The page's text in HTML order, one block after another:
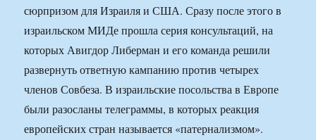
сюрпризом для Израиля и США. Сразу после этого в
израильском МИДе прошла серия консультаций, на
которых Авигдор Либерман и его команда решили
развернуть ответную кампанию против четырех
членов Совбеза. В израильские посольства в Европе
были разосланы телеграммы, в которых реакция
европейских стран называется «патернализмом».